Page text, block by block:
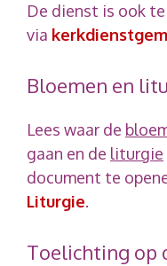
De dienst is ook
via
Bloemen en
Lees waar de
gaan en de liturgie
document te
Liturgie.
Toelichting op